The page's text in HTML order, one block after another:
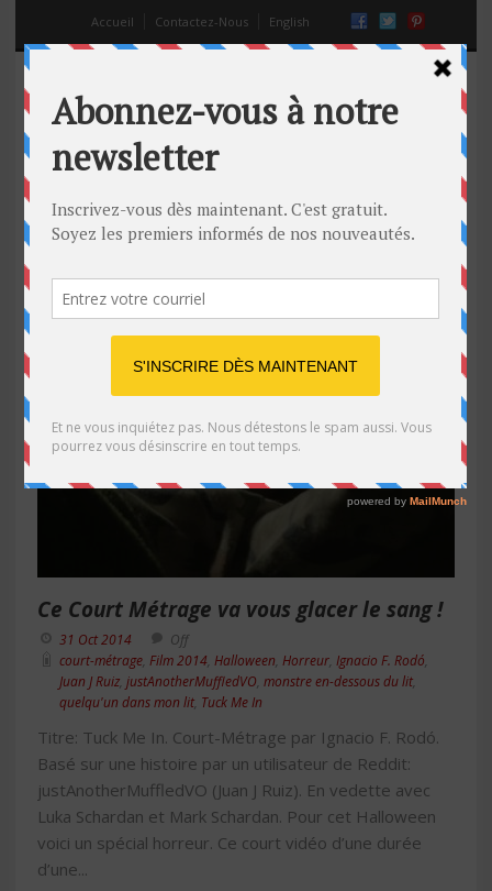
Accueil Contactez-Nous English
Ignacio F. Rodó
Ce Court Métrage va vous glacer le sang !
31 Oct 2014
Off
court-métrage Film 2014 Halloween Horreur Ignacio F. Rodó
Juan J Ruiz justAnotherMuffledVO monstre en-dessous du lit
quelqu'un dans mon lit Tuck Me In
Titre: Tuck Me In. Court-Métrage par Ignacio F. Rodó.
Basé sur une histoire par un utilisateur de Reddit:
justAnotherMuffledVO (Juan J Ruiz). En vedette avec
Luka Schardan et Mark Schardan. Pour cet Halloween
voici un spécial horreur. Ce court vidéo d’une durée
d’une...